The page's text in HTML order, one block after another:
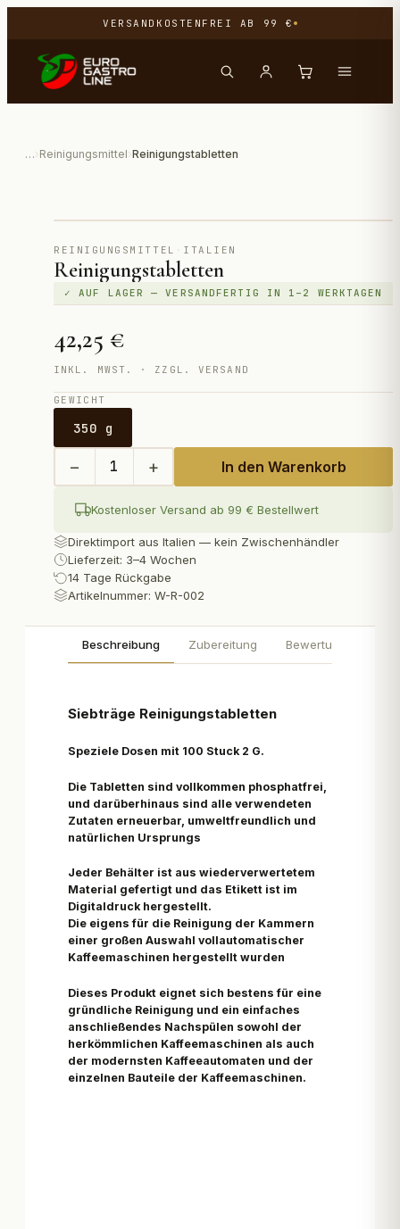
VERSANDKOSTENFREI AB 99 €
…› Reinigungsmittel›Reinigungstabletten
REINIGUNGSMITTEL · ITALIEN
Reinigungstabletten
✓ AUF LAGER — VERSANDFERTIG IN 1–2 WERKTAGEN
42,25 €
INKL. MWST. · ZZGL. VERSAND
GEWICHT
350 g
− 1 + In den Warenkorb
Kostenloser Versand ab 99 € Bestellwert
Direktimport aus Italien — kein Zwischenhändler
Lieferzeit: 3–4 Wochen
14 Tage Rückgabe
Artikelnummer: W-R-002
Beschreibung Zubereitung Bewertungen
Siebträge Reinigungstabletten
Speziele Dosen mit 100 Stuck 2 G.
Die Tabletten sind vollkommen phosphatfrei,
und darüberhinaus sind alle verwendeten
Zutaten erneuerbar, umweltfreundlich und
natürlichen Ursprungs
Jeder Behälter ist aus wiederverwertetem
Material gefertigt und das Etikett ist im
Digitaldruck hergestellt.
Die eigens für die Reinigung der Kammern
einer großen Auswahl vollautomatischer
Kaffeemaschinen hergestellt wurden
Dieses Produkt eignet sich bestens für eine
gründliche Reinigung und ein einfaches
anschließendes Nachspülen sowohl der
herkömmlichen Kaffeemaschinen als auch
der modernsten Kaffeeautomaten und der
einzelnen Bauteile der Kaffeemaschinen.